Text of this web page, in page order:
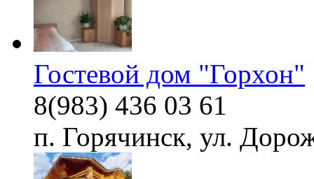
Гостевой дом "Горхон"
8(983) 436 03 61
п. Горячинск, ул.